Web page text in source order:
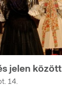
jelen között
14.